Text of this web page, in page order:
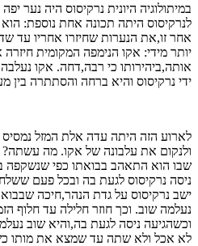
במיתולוגיה היונית נרקיסוס היה נער
לנרקיסוס היתה תכונה אחת נוספת: הוא
אחר זו,את הנערות שחיזרו אחריו
יותר מידי: אקו הנימפה המקומית
אותה,ביהירותו כי רבה,דחה. אקו
ידי נרקיסוס והיא ברחה והסתתרה בין
לארוע הזה היתה עדה אלת המזל
ולנקום את עלבונה של אקו. מה עשתה?
שבו הוא התאהב בבואתו כפי שנשקפה
ניסה נרקיסוס לגעת בה ובכל פעם
ישב נרקיסוס על גדת הנהר,חיכה
נעלמה שוב. וכך חוזר חלילה עד חלוף
וכשהגיעה ניסה לגעת בה,והיא שוב
לא אכל ולא שתה עד שמצא את מותו